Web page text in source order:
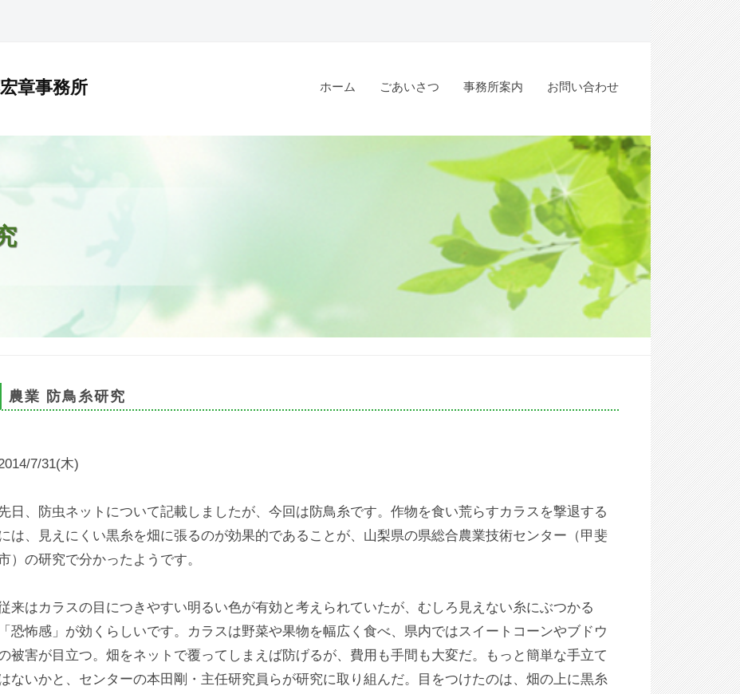
章事務所 ホーム ごあいさつ 事務所案内 お問い合わせ
農業 防鳥糸研究
7/31(木)
日、防虫ネットについて記載しましたが、今回は防鳥糸です。作物を食い荒らすカラスを撃退する
は、見えにくい黒糸を畑に張るのが効果的であることが、山梨県の県総合農業技術センター（甲斐
）の研究で分かったようです。
来はカラスの目につきやすい明るい色が有効と考えられていたが、むしろ見えない糸にぶつかる
「恐怖感」が効くらしいです。カラスは野菜や果物を幅広く食べ、県内ではスイートコーンやブドウ
被害が目立つ。畑をネットで覆ってしまえば防げるが、費用も手間も大変だ。もっと簡単な手立て
ないかと、センターの本田剛・主任研究員らが研究に取り組んだ。目をつけたのは、畑の上に黒糸